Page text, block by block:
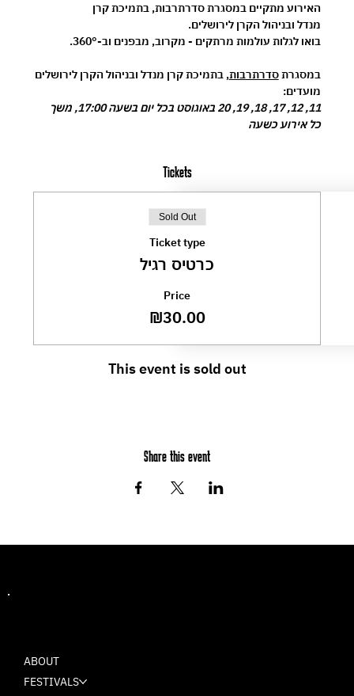
האירוע מתקיים במסגרת סדרתרבות, בתמיכת קרן
מנדל ובניהול הקרן לירושלים.
בואו לגלות עולמות מרתקים - מקרוב, מבפנים וב-360°.
במסגרת סדרתרבות, בתמיכת קרן מנדל ובניהול הקרן לירושלים
מועדים:
11, 12, 17, 18, 19, 20 באוגוסט בכל יום בשעה 17:00, משך
כל אירוע כשעה
Tickets
Sold Out
Ticket type
כרטיס רגיל
Price
₪30.00
This event is sold out
Share this event
ABOUT
FESTIVALS